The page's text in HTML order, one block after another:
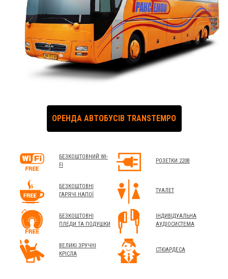
ОРЕНДА АВТОБУСІВ TRANSTEMPO
БЕЗКОШТОВНИЙ WI-
FI
РОЗЕТКИ 220В
БЕЗКОШТОВНІ
ГАРЯЧІ НАПОЇ
ТУАЛЕТ
БЕЗКОШТОВНІ
ПЛЕДИ ТА ПОДУШКИ
ІНДИВІДУАЛЬНА
АУДІОСИСТЕМА
ВЕЛИКІ ЗРУЧНІ
КРІСЛА
СТЮАРДЕСА